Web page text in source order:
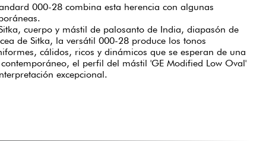
000-28 combina esta herencia con algunas
cuerpo y mástil de palosanto de India, diapasón de
de Sitka, la versátil 000-28 produce los tonos
cálidos, ricos y dinámicos que se esperan de una
el perfil del mástil 'GE Modified Low Oval'
excepcional.